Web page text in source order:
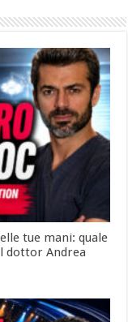
tue mani: quale
dottor Andrea